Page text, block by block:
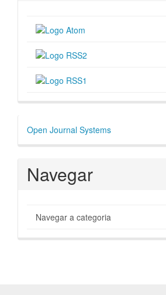
Desenvolvido
por
Open Journal Systems
Navegar
Navegar a categoria